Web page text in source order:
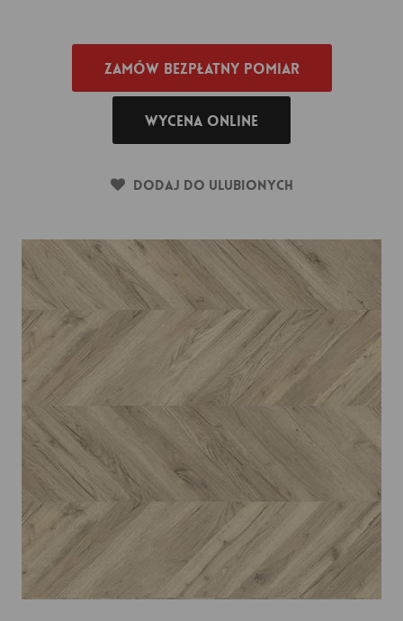
Zamów bezpłatny pomiar
Wycena online
Dodaj do ulubionych